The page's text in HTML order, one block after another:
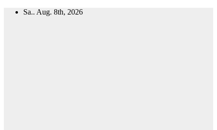
Zum
Sa.. Aug. 8th, 2026